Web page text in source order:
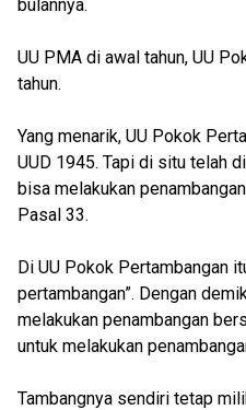
bulannya.
UU PMA di awal tahun, UU
tahun.
Yang menarik, UU Pokok
UUD 1945. Tapi di situ telah
bisa melakukan
Pasal 33.
Di UU Pokok Pertambangan
pertambangan”. Dengan
melakukan penambangan
untuk melakukan
Tambangnya sendiri tetap